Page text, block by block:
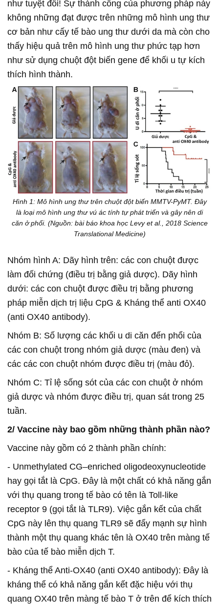
như tuyệt đối! Sự thành công của phương pháp này
không những đạt được trên những mô hình ung thư
cơ bản như cấy tế bào ung thư dưới da mà còn cho
thấy hiệu quả trên mô hình ung thư phức tạp hơn
như sử dụng chuột đột biến gene để khối u tự kích
thích hình thành.
Hình 1: Mô hình ung thư trên chuột đột biến MMTV-PyMT. Đây
là loại mô hình ung thư vú ác tính tự phát triển và gây nên di
căn ở phổi. (Nguồn: bài báo khoa học Levy et al., 2018 Science
Translational Medicine)
Nhóm hình A: Dãy hình trên: các con chuột được
làm đối chứng (điều trị bằng giả dược). Dãy hình
dưới: các con chuột được điều trị bằng phương
pháp miễn dịch trị liệu CpG & Kháng thể anti OX40
(anti OX40 antibody).
Nhóm B: Số lượng các khối u di căn đến phổi của
các con chuột trong nhóm giả dược (màu đen) và
các các con chuột nhóm được điều trị (màu đỏ).
Nhóm C: Tỉ lệ sống sót của các con chuột ở nhóm
giả dược và nhóm được điều trị, quan sát trong 25
tuần.
2/ Vaccine này bao gồm những thành phần nào?
Vaccine này gồm có 2 thành phần chính:
- Unmethylated CG–enriched oligodeoxynucleotide
hay gọi tắt là CpG. Đây là một chất có khả năng gắn
với thụ quang trong tế bào có tên là Toll-like
receptor 9 (gọi tắt là TLR9). Việc gắn kết của chất
CpG này lên thụ quang TLR9 sẽ đẩy mạnh sự hình
thành một thụ quang khác tên là OX40 trên màng tế
bào của tế bào miễn dịch T.
- Kháng thể Anti-OX40 (anti OX40 antibody): Đây là
kháng thể có khả năng gắn kết đặc hiệu với thụ
quang OX40 trên màng tế bào T ở trên để kích thích